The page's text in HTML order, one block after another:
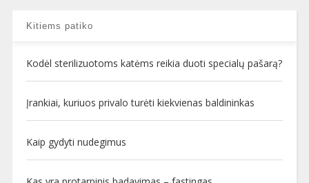
Kitiems patiko
Kodėl sterilizuotoms katėms reikia duoti specialų pašarą?
Įrankiai, kuriuos privalo turėti kiekvienas baldininkas
Kaip gydyti nudegimus